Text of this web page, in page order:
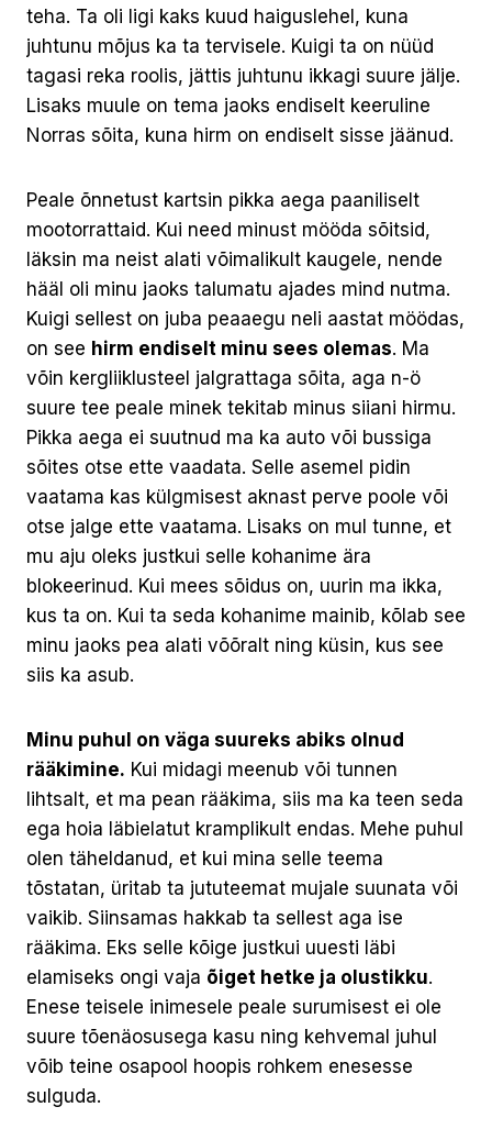
teha. Ta oli ligi kaks kuud haiguslehel, kuna
juhtunu mõjus ka ta tervisele. Kuigi ta on nüüd
tagasi reka roolis, jättis juhtunu ikkagi suure jälje.
Lisaks muule on tema jaoks endiselt keeruline
Norras sõita, kuna hirm on endiselt sisse jäänud.
Peale õnnetust kartsin pikka aega paaniliselt
mootorrattaid. Kui need minust mööda sõitsid,
läksin ma neist alati võimalikult kaugele, nende
hääl oli minu jaoks talumatu ajades mind nutma.
Kuigi sellest on juba peaaegu neli aastat möödas,
on see hirm endiselt minu sees olemas. Ma
võin kergliiklusteel jalgrattaga sõita, aga n-ö
suure tee peale minek tekitab minus siiani hirmu.
Pikka aega ei suutnud ma ka auto või bussiga
sõites otse ette vaadata. Selle asemel pidin
vaatama kas külgmisest aknast perve poole või
otse jalge ette vaatama. Lisaks on mul tunne, et
mu aju oleks justkui selle kohanime ära
blokeerinud. Kui mees sõidus on, uurin ma ikka,
kus ta on. Kui ta seda kohanime mainib, kõlab see
minu jaoks pea alati võõralt ning küsin, kus see
siis ka asub.
Minu puhul on väga suureks abiks olnud
rääkimine. Kui midagi meenub või tunnen
lihtsalt, et ma pean rääkima, siis ma ka teen seda
ega hoia läbielatut kramplikult endas. Mehe puhul
olen täheldanud, et kui mina selle teema
tõstatan, üritab ta jututeemat mujale suunata või
vaikib. Siinsamas hakkab ta sellest aga ise
rääkima. Eks selle kõige justkui uuesti läbi
elamiseks ongi vaja õiget hetke ja olustikku.
Enese teisele inimesele peale surumisest ei ole
suure tõenäosusega kasu ning kehvemal juhul
võib teine osapool hoopis rohkem enesesse
sulguda.